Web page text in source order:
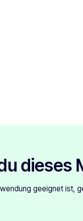
dieses
geeignet ist,